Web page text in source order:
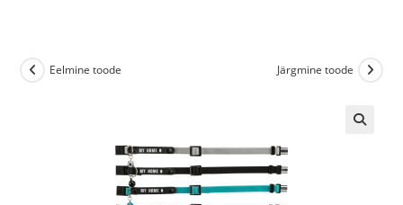
Eelmine toode Järgmine toode